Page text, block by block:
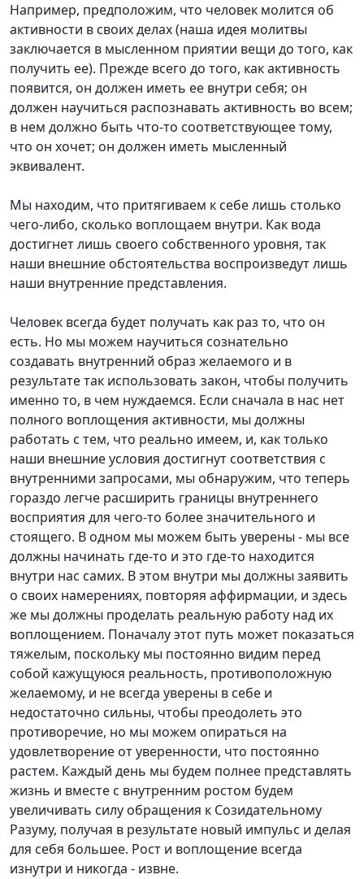
Например, предположим, что человек молится об
активности в своих делах (наша идея молитвы
заключается в мысленном приятии вещи до того, как
получить ее). Прежде всего до того, как активность
появится, он должен иметь ее внутри себя; он
должен научиться распознавать активность во всем;
в нем должно быть что-то соответствующее тому,
что он хочет; он должен иметь мысленный
эквивалент.
Мы находим, что притягиваем к себе лишь столько
чего-либо, сколько воплощаем внутри. Как вода
достигнет лишь своего собственного уровня, так
наши внешние обстоятельства воспроизведут лишь
наши внутренние представления.
Человек всегда будет получать как раз то, что он
есть. Но мы можем научиться сознательно
создавать внутренний образ желаемого и в
результате так использовать закон, чтобы получить
именно то, в чем нуждаемся. Если сначала в нас нет
полного воплощения активности, мы должны
работать с тем, что реально имеем, и, как только
наши внешние условия достигнут соответствия с
внутренними запросами, мы обнаружим, что теперь
гораздо легче расширить границы внутреннего
восприятия для чего-то более значительного и
стоящего. В одном мы можем быть уверены - мы все
должны начинать где-то и это где-то находится
внутри нас самих. В этом внутри мы должны заявить
о своих намерениях, повторяя аффирмации, и здесь
же мы должны проделать реальную работу над их
воплощением. Поначалу этот путь может показаться
тяжелым, поскольку мы постоянно видим перед
собой кажущуюся реальность, противоположную
желаемому, и не всегда уверены в себе и
недостаточно сильны, чтобы преодолеть это
противоречие, но мы можем опираться на
удовлетворение от уверенности, что постоянно
растем. Каждый день мы будем полнее представлять
жизнь и вместе с внутренним ростом будем
увеличивать силу обращения к Созидательному
Разуму, получая в результате новый импульс и делая
для себя большее. Рост и воплощение всегда
изнутри и никогда - извне.